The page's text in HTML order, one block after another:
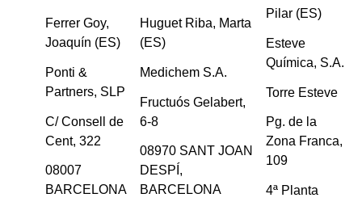
Ferrer Goy,
Joaquín (ES)
Ponti &
Partners, SLP
C/ Consell de
Cent, 322
08007
BARCELONA
Huguet Riba, Marta
(ES)
Medichem S.A.
Fructuós Gelabert,
6-8
08970 SANT JOAN
DESPÍ,
BARCELONA
Pilar (ES)
Esteve
Química, S.A.
Torre Esteve
Pg. de la
Zona Franca,
109
4ª Planta